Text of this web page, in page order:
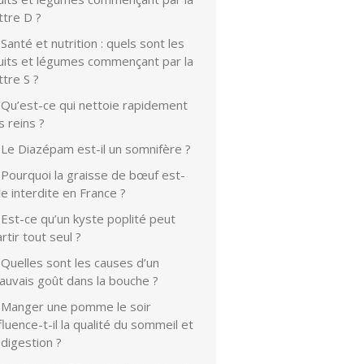
D ?
Santé et nutrition : quels sont les
et légumes commençant par la
S ?
Qu’est-ce qui nettoie rapidement
reins ?
Le Diazépam est-il un somnifère ?
Pourquoi la graisse de bœuf est-
interdite en France ?
Est-ce qu’un kyste poplité peut
tout seul ?
Quelles sont les causes d’un
goût dans la bouche ?
Manger une pomme le soir
t-il la qualité du sommeil et
?